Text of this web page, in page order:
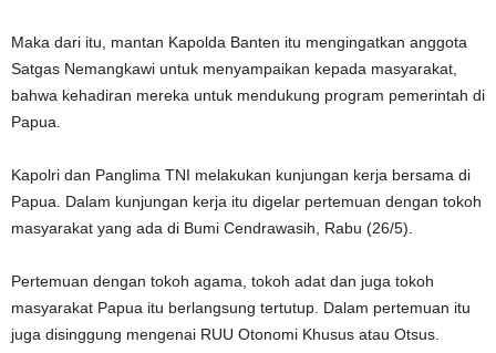
Maka dari itu, mantan Kapolda Banten itu mengingatkan anggota
Satgas Nemangkawi untuk menyampaikan kepada masyarakat,
bahwa kehadiran mereka untuk mendukung program pemerintah di
Papua.
Kapolri dan Panglima TNI melakukan kunjungan kerja bersama di
Papua. Dalam kunjungan kerja itu digelar pertemuan dengan tokoh
masyarakat yang ada di Bumi Cendrawasih, Rabu (26/5).
Pertemuan dengan tokoh agama, tokoh adat dan juga tokoh
masyarakat Papua itu berlangsung tertutup. Dalam pertemuan itu
juga disinggung mengenai RUU Otonomi Khusus atau Otsus.